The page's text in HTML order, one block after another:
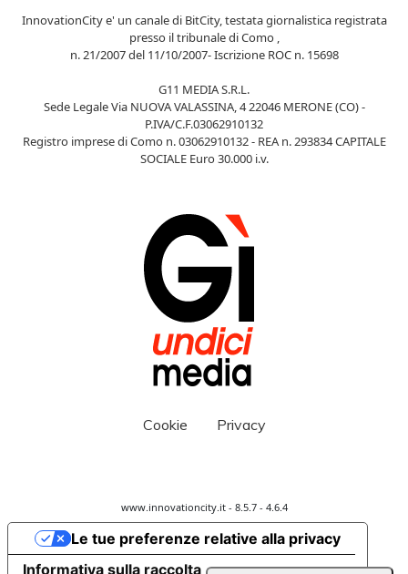
InnovationCity e' un canale di BitCity, testata giornalistica registrata
presso il tribunale di Como ,
n. 21/2007 del 11/10/2007- Iscrizione ROC n. 15698
G11 MEDIA S.R.L.
Sede Legale Via NUOVA VALASSINA, 4 22046 MERONE (CO) -
P.IVA/C.F.03062910132
Registro imprese di Como n. 03062910132 - REA n. 293834 CAPITALE
SOCIALE Euro 30.000 i.v.
Cookie Privacy
www.innovationcity.it - 8.5.7 - 4.6.4
Informativa sulla raccolta
Le tue preferenze relative alla privacy